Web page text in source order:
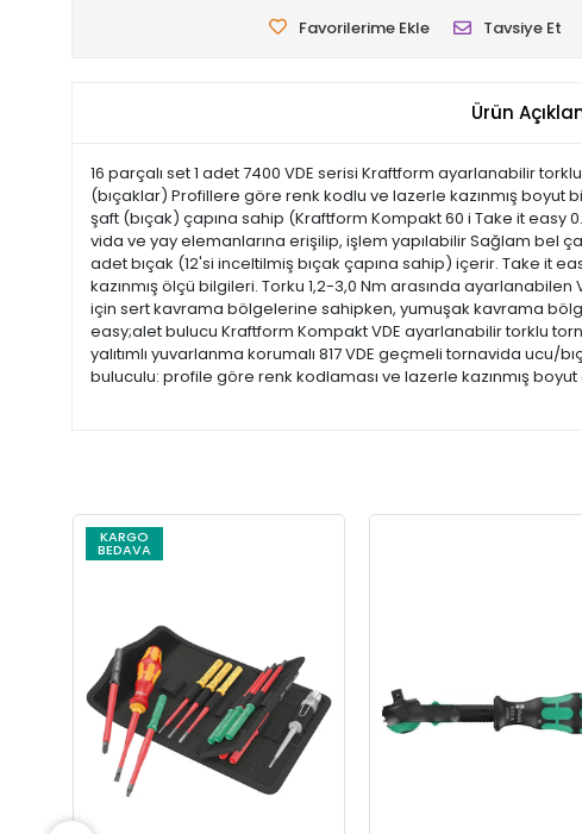
Favorilerime Ekle Tavsiye Et
Ürün
16 parçalı set 1 adet 7400 VDE serisi Kraftform ayarlanabilir
(bıçaklar) Profillere göre renk kodlu ve lazerle kazınmış
şaft (bıçak) çapına sahip (Kraftform Kompakt 60 i Take it easy
vida ve yay elemanlarına erişilip, işlem yapılabilir Sağlam bel
adet bıçak (12'si inceltilmiş bıçak çapına sahip) içerir. Take it
kazınmış ölçü bilgileri. Torku 1,2-3,0 Nm arasında
için sert kavrama bölgelerine sahipken, yumuşak kavrama
easy;alet bulucu Kraftform Kompakt VDE ayarlanabilir torklu
yalıtımlı yuvarlanma korumalı 817 VDE geçmeli tornavida ucu/
buluculu: profile göre renk kodlaması ve lazerle kazınmış
KARGO
BEDAVA